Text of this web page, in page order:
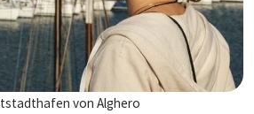
von Alghero